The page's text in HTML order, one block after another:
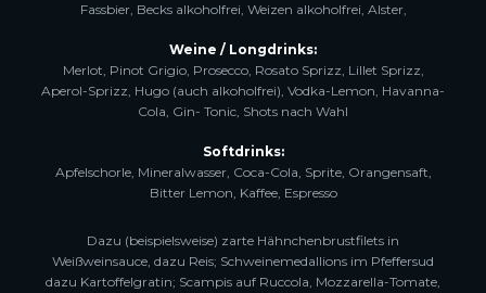
Fassbier, Becks alkoholfrei, Weizen alkoholfrei, Alster,
Weine / Longdrinks:
Merlot, Pinot Grigio, Prosecco, Rosato Sprizz, Lillet Sprizz,
Aperol-Sprizz, Hugo (auch alkoholfrei), Vodka-Lemon, Havanna-
Cola, Gin- Tonic, Shots nach Wahl
Softdrinks:
Apfelschorle, Mineralwasser, Coca-Cola, Sprite, Orangensaft,
Bitter Lemon, Kaffee, Espresso
Dazu (beispielsweise) zarte Hähnchenbrustfilets in
Weißweinsauce, dazu Reis; Schweinemedallions im Pfeffersud
dazu Kartoffelgratin; Scampis auf Ruccola, Mozzarella-Tomate,